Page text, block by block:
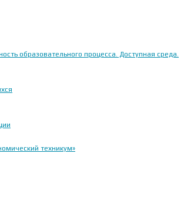
образовательного процесса. Доступная среда.
техникум»